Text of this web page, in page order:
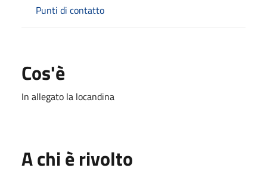
Punti di contatto
Cos'è
In allegato la locandina
A chi è rivolto